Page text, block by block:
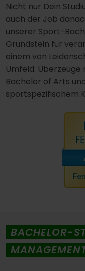
Nicht nur Dein
auch der Job
unserer Sport-
Grundstein für
einem von
Umfeld.
Bachelor of Arts
sportspezifischem
BACHELOR-